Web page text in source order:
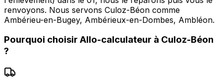
renvoyons. Nous servons Culoz-Béon comme
Ambérieu-en-Bugey, Ambérieux-en-Dombes, Ambléon.
Pourquoi choisir Allo-calculateur à Culoz-Béon
?